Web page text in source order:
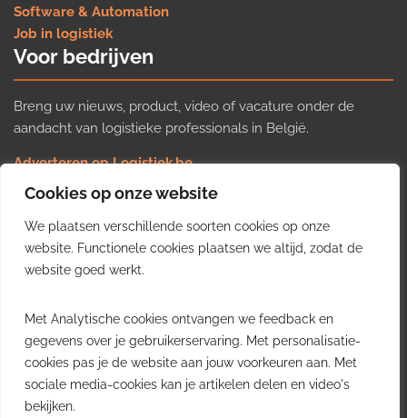
Cookies op onze website
We plaatsen verschillende soorten cookies op onze
website. Functionele cookies plaatsen we altijd, zodat de
website goed werkt.
Met Analytische cookies ontvangen we feedback en
gegevens over je gebruikerservaring. Met personalisatie-
cookies pas je de website aan jouw voorkeuren aan. Met
sociale media-cookies kan je artikelen delen en video's
bekijken.
Software & Automation
Job in logistiek
Voor bedrijven
Breng uw nieuws, product, video of vacature onder de
aandacht van logistieke professionals in België.
Adverteren op Logistiek.be
Nieuws insturen
Uw video op Logistiek.TV
Job plaatsen
Gratis wekelijkse update
inzichten uit de Belgische logistieke sector in uw inbox.
Ontvang je gratis
wekelijkse update